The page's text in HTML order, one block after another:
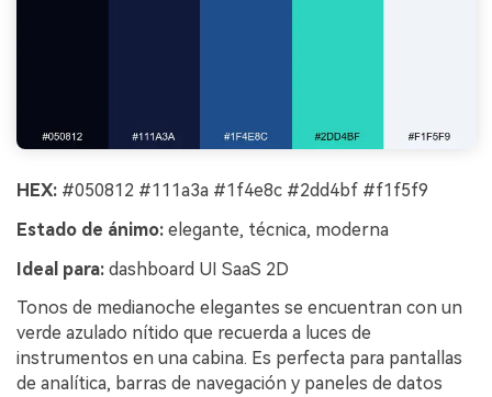
HEX: #050812 #111a3a #1f4e8c #2dd4bf #f1f5f9
Estado de ánimo: elegante, técnica, moderna
Ideal para: dashboard UI SaaS 2D
Tonos de medianoche elegantes se encuentran con un
verde azulado nítido que recuerda a luces de
instrumentos en una cabina. Es perfecta para pantallas
de analítica, barras de navegación y paneles de datos